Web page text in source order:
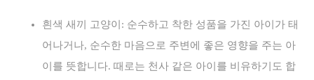
흰색 새끼 고양이: 순수하고 착한 성품을 가진 아이가 태
어나거나, 순수한 마음으로 주변에 좋은 영향을 주는 아
이를 뜻합니다. 때로는 천사 같은 아이를 비유하기도 합